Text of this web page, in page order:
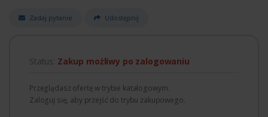
Zadaj pytanie Udostępnij
Status: Zakup możliwy po zalogowaniu
Przeglądasz ofertę w trybie katalogowym.
Zaloguj się, aby przejść do trybu zakupowego.